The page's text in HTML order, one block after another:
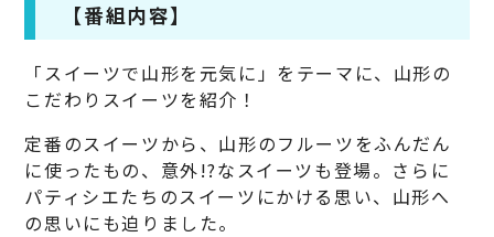
【番組内容】
「スイーツで山形を元気に」をテーマに、山形の
こだわりスイーツを紹介！
定番のスイーツから、山形のフルーツをふんだん
に使ったもの、意外!?なスイーツも登場。さらに
パティシエたちのスイーツにかける思い、山形へ
の思いにも迫りました。